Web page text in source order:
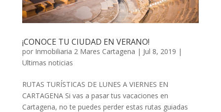
¡CONOCE TU CIUDAD EN VERANO!
por Inmobiliaria 2 Mares Cartagena | Jul 8, 2019 |
Ultimas noticias
RUTAS TURÍSTICAS DE LUNES A VIERNES EN
CARTAGENA Si vas a pasar tus vacaciones en
Cartagena, no te puedes perder estas rutas guiadas